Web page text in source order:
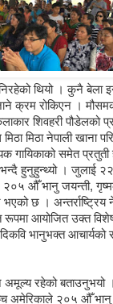
थियो । कुनै बेला
क्रम रोकिएन ।
शिवहरी पौडेलको
मिठा नेपाली खाना
समेत प्रतुती
हुनुहुन्थ्यो । जुलाई २२
२०५ औँ भानु जयन्ती,
छ । अन्तर्राष्ट्रिय
रूपमा आयोजित उक्त
भानुभक्त आचार्यको
रहेको बताउनुभयो
अमेरिकाले २०५ औँ